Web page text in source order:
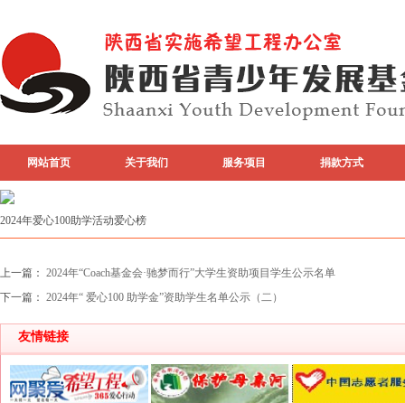
网站首页 关于我们 服务项目 捐款方式
2024年爱心100助学活动爱心榜
上一篇： 2024年“Coach基金会·驰梦而行”大学生资助项目学生公示名单
下一篇： 2024年“ 爱心100 助学金”资助学生名单公示（二）
友情链接